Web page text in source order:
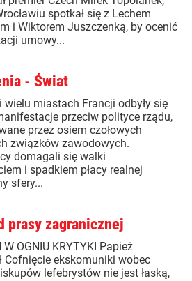
spotkał się z Lechem
i Wiktorem Juszczenką, by ocenić
umowy...
- Świat
wielu miastach Francji odbyły się
przeciw polityce rządu,
przez osiem czołowych
związków zawodowych.
domagali się walki
i spadkiem płacy realnej
sfery...
prasy zagranicznej
W OGNIU KRYTYKI Papież
Cofnięcie ekskomuniki wobec
lefebrystów nie jest łaską,